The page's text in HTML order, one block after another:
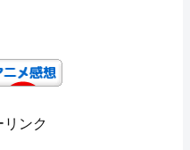
リンク